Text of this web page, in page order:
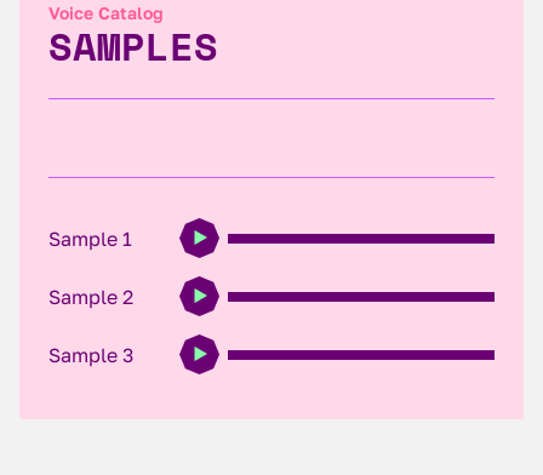
Voice Catalog
SAMPLES
Sample 1
Sample 2
Sample 3